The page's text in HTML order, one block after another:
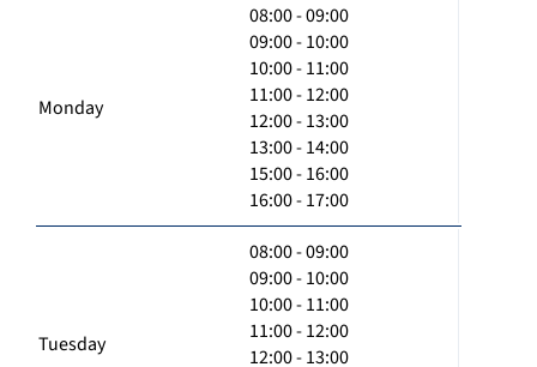
Monday
08:00 - 09:00
09:00 - 10:00
10:00 - 11:00
11:00 - 12:00
12:00 - 13:00
13:00 - 14:00
15:00 - 16:00
16:00 - 17:00
Tuesday
08:00 - 09:00
09:00 - 10:00
10:00 - 11:00
11:00 - 12:00
12:00 - 13:00